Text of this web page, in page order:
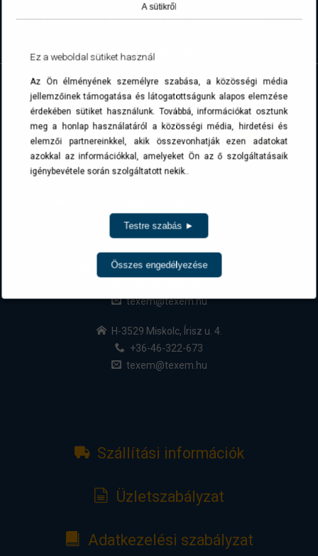
Technikai támogatás
Kapcsolat
Ajánlatkérés
+36-1/286-0205
texem@texem.hu
H-4030 Debrecen, Rigó u. 64-66.
texem@texem.hu
H-3529 Miskolc, Írisz u. 4.
+36-46-322-673
texem@texem.hu
Szállítási információk
Üzletszabályzat
Adatkezelési szabályzat
A sütikről
Ez a weboldal sütiket használ
Az Ön élményének személyre szabása, a közösségi média
jellemzőinek támogatása és látogatottságunk alapos elemzése
érdekében sütiket használunk. Továbbá, információkat osztunk
meg a honlap használatáról a közösségi média, hirdetési és
elemzői partnereinkkel, akik összevonhatják ezen adatokat
azokkal az információkkal, amelyeket Ön az ő szolgáltatásaik
igénybevétele során szolgáltatott nekik..
Testre szabás ►
Összes engedélyezése